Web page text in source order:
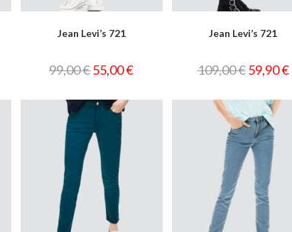
Jean Levi’s 721
99,00€55,00€
Jean Levi’s 721
109,00€59,90€